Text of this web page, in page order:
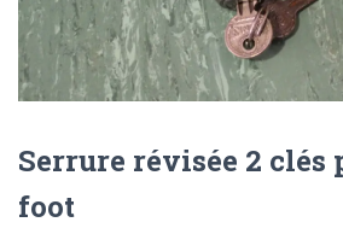
Serrure révisée 2 clés
foot